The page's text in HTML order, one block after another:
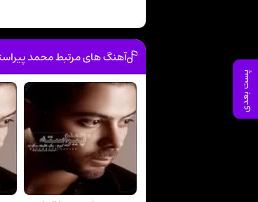
پست بعدی
آهنگ های مرتبط محمد